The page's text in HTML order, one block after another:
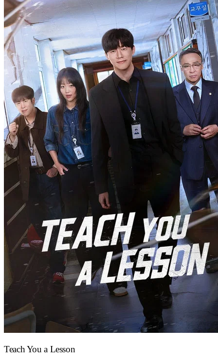
Teach You a Lesson